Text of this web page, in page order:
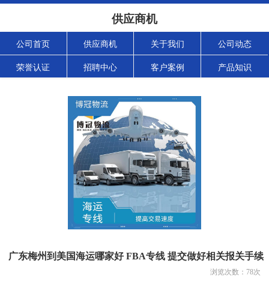
供应商机
公司首页 供应商机 关于我们 公司动态
荣誉认证 招聘中心 客户案例 产品知识
广东梅州到美国海运哪家好 FBA专线 提交做好相关报关手续
浏览次数： 78次